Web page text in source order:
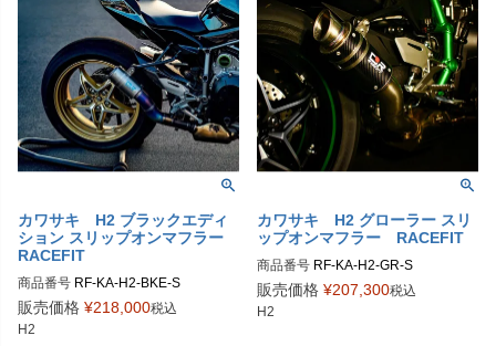
PRN015536-015554-016067-01616
PRN015536-015554-016067-01616
8-54
PRN015536-015554-016067-01616
8-55
PRN015536-015554-016067-01616
8-56
PRN015536-015554-016067-01616
PRN015536-015554-016067-01616
8-58
PRN015536-015554-016067-01616
8-59
PRN015536-015554-016067-01616
8-60
PRN015536-015554-016067-01616
カワサキ H2 ブラックエディ
ション スリップオンマフラー
RACEFIT
商品番号 RF-KA-H2-BKE-S
販売価格 ¥218,000税込
H2
カワサキ H2 グローラー スリ
ップオンマフラー RACEFIT
商品番号 RF-KA-H2-GR-S
販売価格 ¥207,300税込
H2